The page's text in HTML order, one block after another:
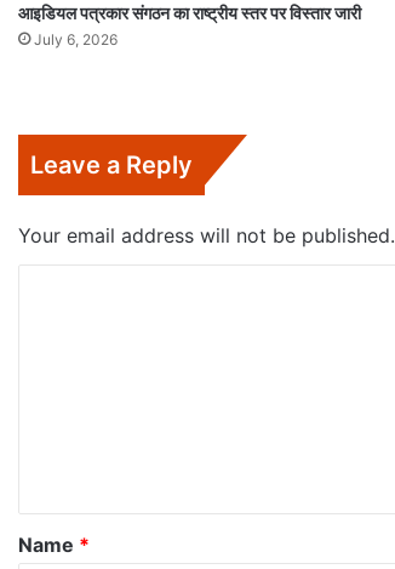
आइडियल पत्रकार संगठन का राष्ट्रीय स्तर पर विस्तार जारी
July 6, 2026
Leave a Reply
Your email address will not be published.
*
Name *